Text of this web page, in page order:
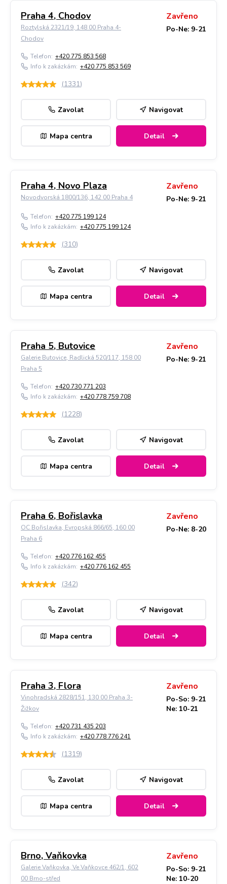
Praha 4, Chodov
Roztylská 2321/19, 148 00 Praha 4-
Chodov
Zavřeno
Po-Ne: 9-21
Telefon: +420 775 853 568
Info k zakázkám: +420 775 853 569
(1331)
Zavolat Navigovat
Mapa centra Detail
Praha 4, Novo Plaza
Novodvorská 1800/136, 142 00 Praha 4
Zavřeno
Po-Ne: 9-21
Telefon: +420 775 199 124
Info k zakázkám: +420 775 199 124
(310)
Zavolat Navigovat
Mapa centra Detail
Praha 5, Butovice
Galerie Butovice, Radlická 520/117, 158 00
Praha 5
Zavřeno
Po-Ne: 9-21
Telefon: +420 730 771 203
Info k zakázkám: +420 778 759 708
(1228)
Zavolat Navigovat
Mapa centra Detail
Praha 6, Bořislavka
OC Bořislavka, Evropská 866/65, 160 00
Praha 6
Zavřeno
Po-Ne: 8-20
Telefon: +420 776 162 455
Info k zakázkám: +420 776 162 455
(342)
Zavolat Navigovat
Mapa centra Detail
Praha 3, Flora
Vinohradská 2828/151, 130 00 Praha 3-
Žižkov
Zavřeno
Po-So: 9-21
Ne: 10-21
Telefon: +420 731 435 203
Info k zakázkám: +420 778 776 241
(1319)
Zavolat Navigovat
Mapa centra Detail
Brno, Vaňkovka
Galerie Vaňkovka, Ve Vaňkovce 462/1, 602
00 Brno-střed
Zavřeno
Po-So: 9-21
Ne: 10-20